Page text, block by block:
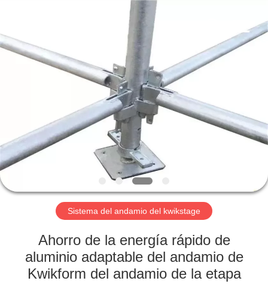
INICIO
PRODUCTOS
SOBRE
NOSOTROS
VISITA
FÁBRICA
System
Co.,
Ltd..
Sistema del andamio del kwikstage
Ahorro de la energía rápido de
aluminio adaptable del andamio de
Kwikform del andamio de la etapa